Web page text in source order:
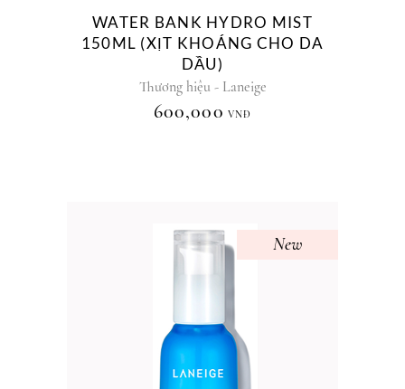
WATER BANK HYDRO MIST
150ML (XỊT KHOÁNG CHO DA
DẦU)
Thương hiệu - Laneige
600,000 VNĐ
New